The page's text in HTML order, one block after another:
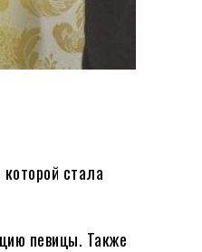
стала
певицы. Также